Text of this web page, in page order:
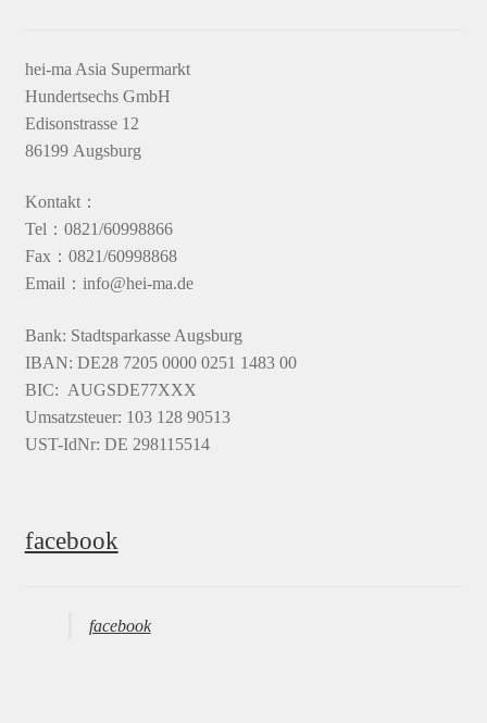
hei-ma Asia Supermarkt
Hundertsechs GmbH
Edisonstrasse 12
86199 Augsburg
Kontakt：
Tel：0821/60998866
Fax：0821/60998868
Email：info@hei-ma.de
Bank: Stadtsparkasse Augsburg
IBAN: DE28 7205 0000 0251 1483 00
BIC: AUGSDE77XXX
Umsatzsteuer: 103 128 90513
UST-IdNr: DE 298115514
facebook
facebook